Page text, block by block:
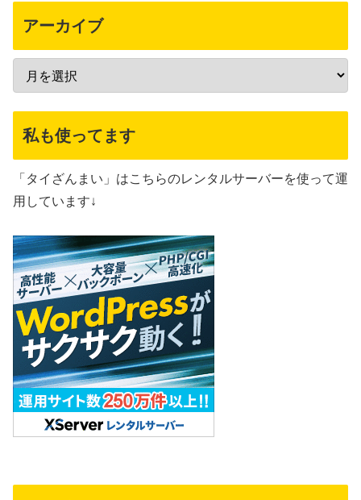
アーカイブ
私も使ってます
「タイざんまい」はこちらのレンタルサーバーを使って運
用しています↓